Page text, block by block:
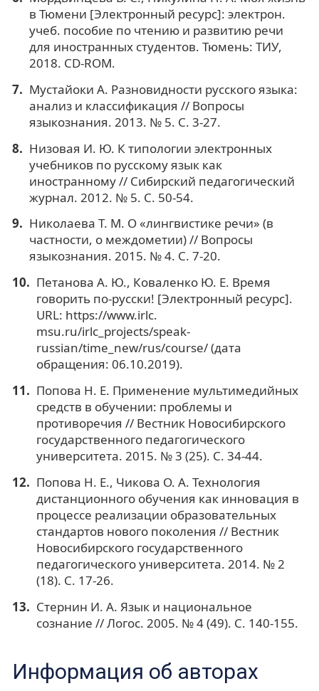
в Тюмени [Электронный ресурс]: электрон.
учеб. пособие по чтению и развитию речи
для иностранных студентов. Тюмень: ТИУ,
2018. CD-ROM.
Мустайоки А. Разновидности русского языка:
анализ и классификация // Вопросы
языкознания. 2013. № 5. С. 3-27.
Низовая И. Ю. К типологии электронных
учебников по русскому язык как
иностранному // Сибирский педагогический
журнал. 2012. № 5. С. 50-54.
Николаева Т. М. О «лингвистике речи» (в
частности, о междометии) // Вопросы
языкознания. 2015. № 4. С. 7-20.
Петанова А. Ю., Коваленко Ю. Е. Время
говорить по-русски! [Электронный ресурс].
URL: https://www.irlc.
msu.ru/irlc_projects/speak-
russian/time_new/rus/course/ (дата
обращения: 06.10.2019).
Попова Н. Е. Применение мультимедийных
средств в обучении: проблемы и
противоречия // Вестник Новосибирского
государственного педагогического
университета. 2015. № 3 (25). С. 34-44.
Попова Н. Е., Чикова О. А. Технология
дистанционного обучения как инновация в
процессе реализации образовательных
стандартов нового поколения // Вестник
Новосибирского государственного
педагогического университета. 2014. № 2
(18). С. 17-26.
Стернин И. А. Язык и национальное
сознание // Логос. 2005. № 4 (49). С. 140-155.
Информация об авторах